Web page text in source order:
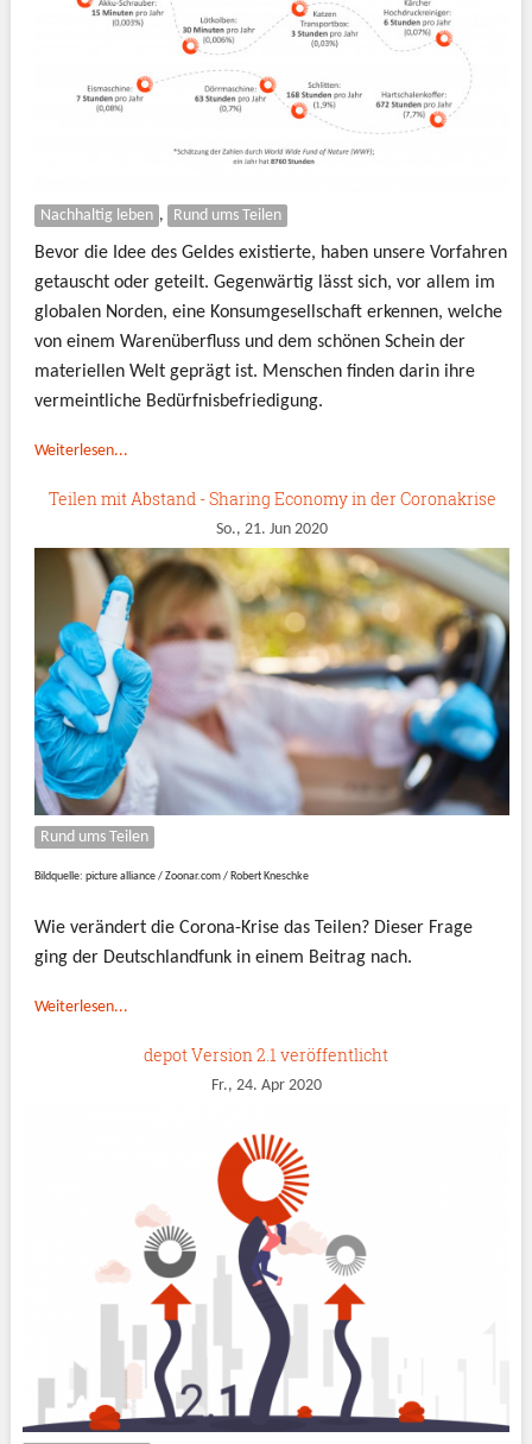
Nachhaltig leben , Rund ums Teilen
Bevor die Idee des Geldes existierte, haben unsere Vorfahren
getauscht oder geteilt. Gegenwärtig lässt sich, vor allem im
globalen Norden, eine Konsumgesellschaft erkennen, welche
von einem Warenüberfluss und dem schönen Schein der
materiellen Welt geprägt ist. Menschen finden darin ihre
vermeintliche Bedürfnisbefriedigung.
Weiterlesen...
Teilen mit Abstand - Sharing Economy in der Coronakrise
So., 21. Jun 2020
Rund ums Teilen
Bildquelle: picture alliance / Zoonar.com / Robert Kneschke
Wie verändert die Corona-Krise das Teilen? Dieser Frage
ging der Deutschlandfunk in einem Beitrag nach.
Weiterlesen...
depot Version 2.1 veröffentlicht
Fr., 24. Apr 2020